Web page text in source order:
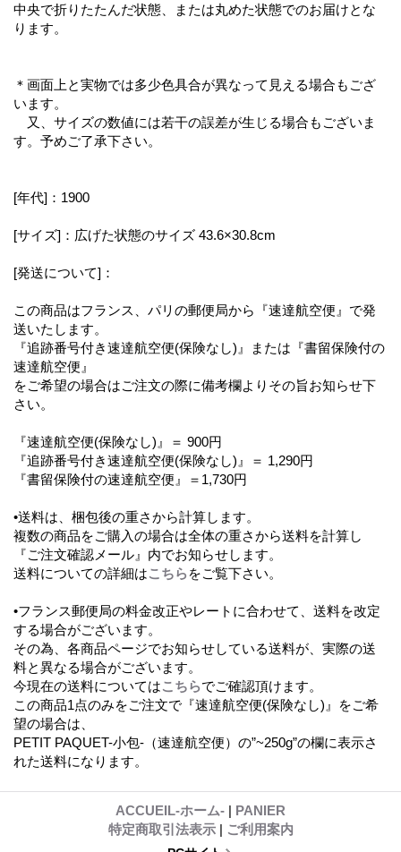
中央で折りたたんだ状態、または丸めた状態でのお届けとな
ります。
＊画面上と実物では多少色具合が異なって見える場合もござ
います。
又、サイズの数値には若干の誤差が生じる場合もございま
す。予めご了承下さい。
[年代]：1900
[サイズ]：広げた状態のサイズ 43.6×30.8cm
[発送について]：
この商品はフランス、パリの郵便局から『速達航空便』で発
送いたします。
『追跡番号付き速達航空便(保険なし)』または『書留保険付の
速達航空便』
をご希望の場合はご注文の際に備考欄よりその旨お知らせ下
さい。
『速達航空便(保険なし)』＝ 900円
『追跡番号付き速達航空便(保険なし)』＝ 1,290円
『書留保険付の速達航空便』＝1,730円
•送料は、梱包後の重さから計算します。
複数の商品をご購入の場合は全体の重さから送料を計算し
『ご注文確認メール』内でお知らせします。
送料についての詳細はこちらをご覧下さい。
•フランス郵便局の料金改正やレートに合わせて、送料を改定
する場合がございます。
その為、各商品ページでお知らせしている送料が、実際の送
料と異なる場合がございます。
今現在の送料についてはこちらでご確認頂けます。
この商品1点のみをご注文で『速達航空便(保険なし)』をご希
望の場合は、
PETIT PAQUET-小包-（速達航空便）の”~250g”の欄に表示さ
れた送料になります。
ACCUEIL-ホーム- | PANIER
特定商取引法表示 | ご利用案内